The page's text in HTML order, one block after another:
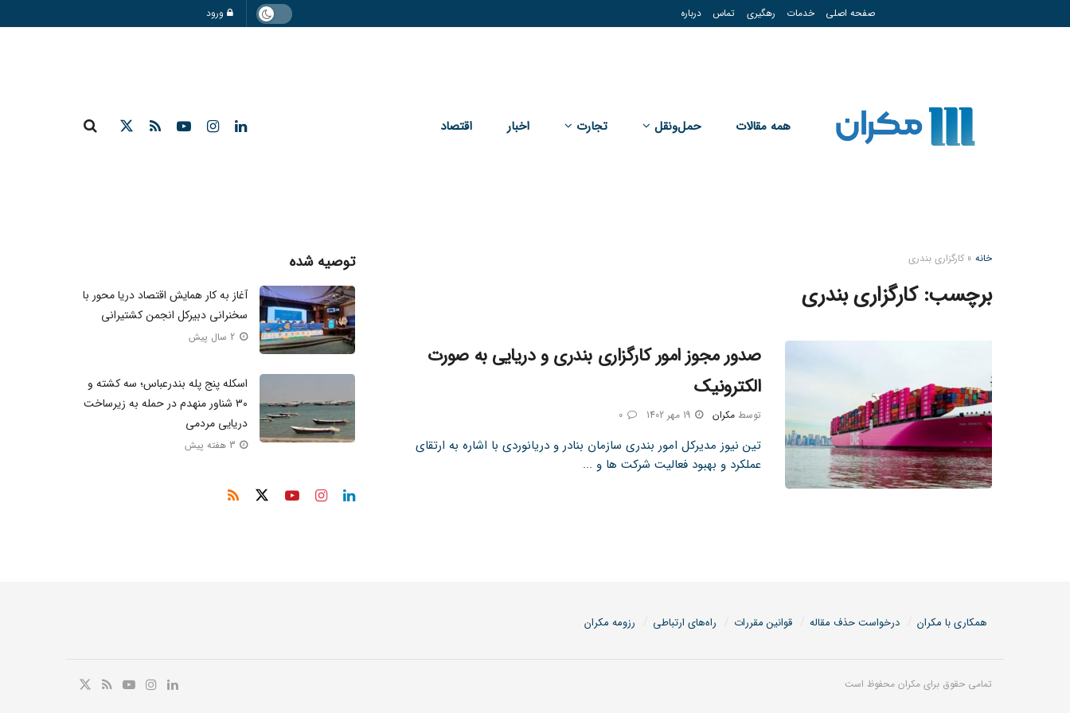
صفحه اصلی خدمات رهگیری تماس درباره ورود
همه مقالات حمل‌و‌نقل تجارت اخبار اقتصاد
خانه »کارگزاری بندری
برچسب:کارگزاری بندری
صدور مجوز امور کارگزاری بندری و دریایی به صورت
الکترونیک
توسط مکران 19 مهر 1402 0
تین نیوز مدیرکل امور بندری سازمان بنادر و دریانوردی با اشاره به ارتقای
عملکرد و بهبود فعالیت شرکت ها و ...
توصیه شده
آغاز به کار همایش اقتصاد دریا محور با
سخنرانی دبیرکل انجمن کشتیرانی
2 سال پیش
اسکله پنج‌ پله بندرعباس؛ سه کشته و
۳۰ شناور منهدم در حمله به زیرساخت
دریایی مردمی
3 هفته پیش
همکاری با مکران درخواست حذف مقاله قوانین مقررات راه‌های ارتباطی رزومه مکران
تمامی حقوق برای مکران محفوظ است